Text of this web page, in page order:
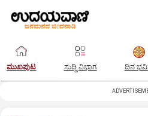
ಮುಖಪುಟ ಸುದ್ದಿ ವಿಭಾಗ ದಿನ